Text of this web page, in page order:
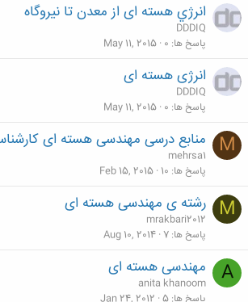
انرژي ھسته ای از معدن تا نیروگاه
DDDIQ
پاسخ ها 0
May 11, 2015
انرژی هسته ای
DDDIQ
پاسخ ها 0
May 11, 2015
M منابع درسی مهندسی هسته ای
mehrsa1
پاسخ ها 10
Feb 15, 2015
M رشته ی مهندسی هسته ای
mrakbari2012
پاسخ ها 7
Aug 10, 2014
A مهندسی هسته ای
anita khanoom
پاسخ ها 5
Jan 24, 2012